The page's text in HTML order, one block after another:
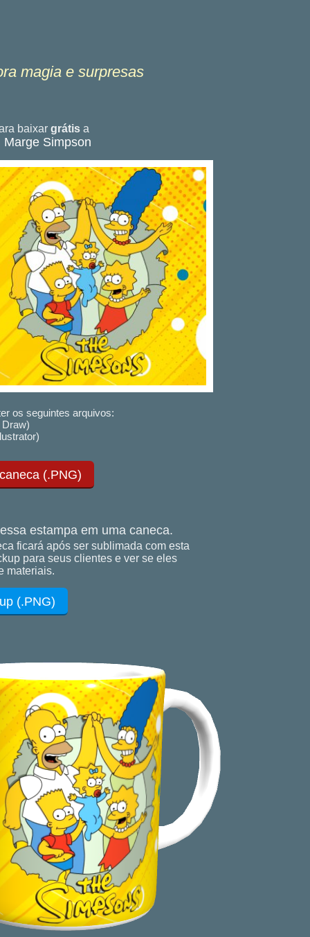
magia e surpresas
baixar grátis a
Simpson
os seguintes arquivos:
(.PNG)
estampa em uma caneca.
ficará após ser sublimada com esta
para seus clientes e ver se eles
materiais.
(.PNG)